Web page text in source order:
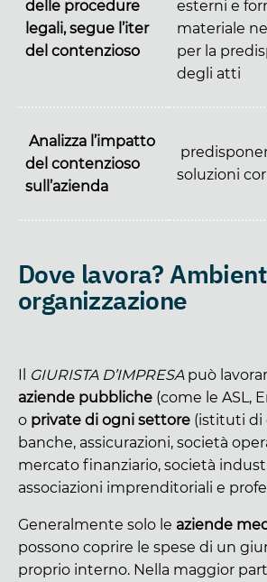
delle procedure
legali, segue l’iter
del contenzioso
esterni e
materiale
per la
degli atti
Analizza l’impatto
del contenzioso
sull’azienda
soluzioni
Dove lavora?
organizzazione
Il GIURISTA D’IMPRESApuò
aziende pubbliche (come le ASL,
o private di ogni settore (istituti di
banche, assicurazioni, società
mercato finanziario, società
associazioni imprenditoriali e
Generalmente solo le aziende
possono coprire le spese di un
proprio interno. Nella maggior